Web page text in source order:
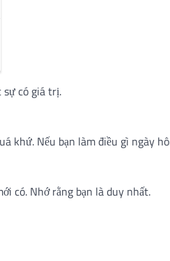
sự có giá trị.
khứ. Nếu bạn làm điều gì ngày
có. Nhớ rằng bạn là duy nhất.